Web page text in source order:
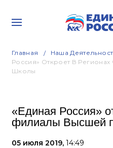
Главная Наша
Россия» Откроет В
Школы
«Единая Россия»
филиалы Высшей
05 июля 2019, 14:49